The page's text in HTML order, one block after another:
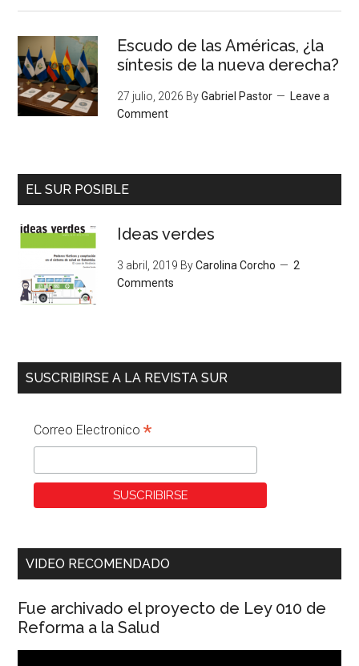
Escudo de las Américas, ¿la
síntesis de la nueva derecha?
27 julio, 2026 ByGabriel Pastor
Leave a
Comment
EL SUR POSIBLE
Ideas verdes
3 abril, 2019 ByCarolina Corcho
2
Comments
SUSCRIBIRSE A LA REVISTA SUR
Correo Electronico*
VIDEO RECOMENDADO
Fue archivado el proyecto de Ley 010 de
Reforma a la Salud